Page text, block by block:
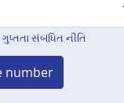
ગુપ્તતા સંબંધિત નીતિ
number